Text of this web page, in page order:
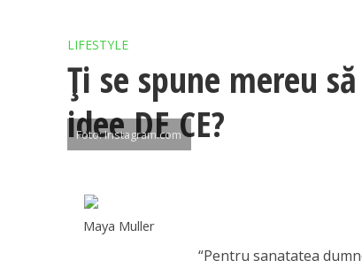
LIFESTYLE
Ți se spune mereu
idee DE CE?
Foto: Instagram.com
Maya Muller
“Pentru sanatatea